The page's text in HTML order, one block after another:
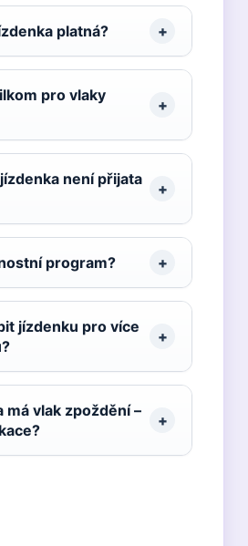
platná?
pro vlaky
není přijata
program?
jízdenku pro více
má vlak zpoždění –